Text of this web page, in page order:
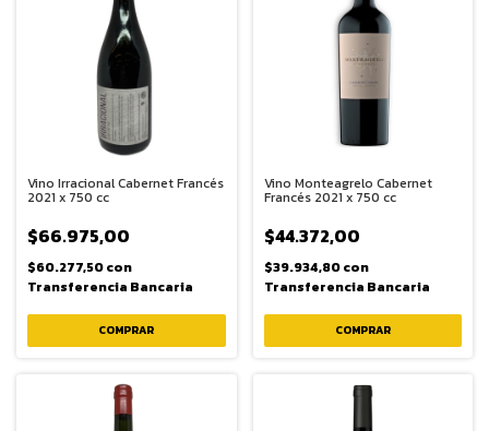
Vino Irracional Cabernet Francés
2021 x 750 cc
$66.975,00
$60.277,50con
Transferencia Bancaria
Vino Monteagrelo Cabernet
Francés 2021 x 750 cc
$44.372,00
$39.934,80con
Transferencia Bancaria